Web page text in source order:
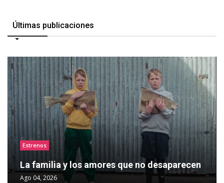
Últimas publicaciones
Estrenos
La familia y los amores que no desaparecen
Ago 04, 2026